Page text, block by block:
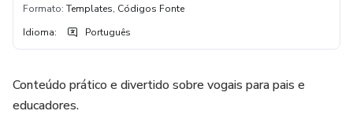
Formato: Templates, Códigos Fonte
Idioma: Português
Conteúdo prático e divertido sobre vogais para pais e
educadores.